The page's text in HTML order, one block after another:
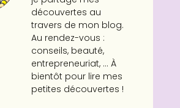
découvertes au
travers de mon blog.
Au rendez-vous :
conseils, beauté,
entrepreneuriat, ... À
bientôt pour lire mes
petites découvertes !